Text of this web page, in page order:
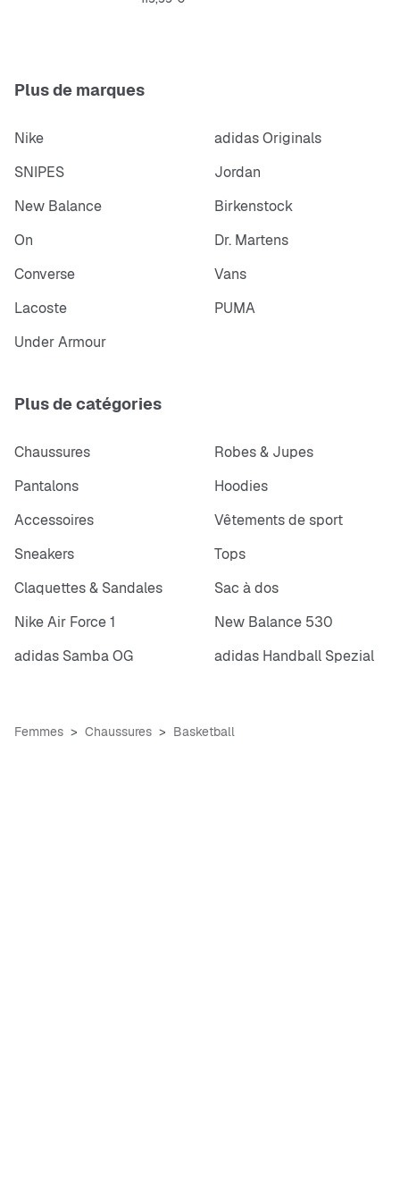
Plus de marques
Nike
adidas Originals
SNIPES
Jordan
New Balance
Birkenstock
On
Dr. Martens
Converse
Vans
Lacoste
PUMA
Under Armour
Plus de catégories
Chaussures
Robes & Jupes
Pantalons
Hoodies
Accessoires
Vêtements de sport
Sneakers
Tops
Claquettes & Sandales
Sac à dos
Nike Air Force 1
New Balance 530
adidas Samba OG
adidas Handball Spezial
Femmes Chaussures Basketball